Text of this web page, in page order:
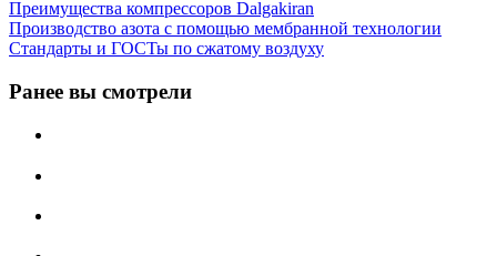
Преимущества компрессоров Dalgakiran
Производство азота с помощью мембранной технологии
Стандарты и ГОСТы по сжатому воздуху
Ранее вы смотрели